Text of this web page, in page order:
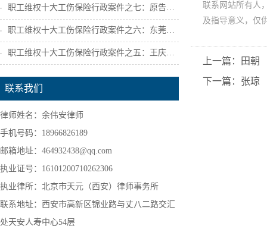
职工维权十大工伤保险行政案件之七：原告陕...
职工维权十大工伤保险行政案件之六：东莞市...
职工维权十大工伤保险行政案件之五：王庆宁...
联系我们
律师姓名：余伟安律师
手机号码：18966826189
邮箱地址：464932438@qq.com
执业证号：16101200710262306
执业律所：北京市天元（西安）律师事务所
联系地址：西安市高新区锦业路与丈八二路交汇
处天安人寿中心54层
联系网站所有人
及指导意义，仅
上一篇：田朝
下一篇：张琼